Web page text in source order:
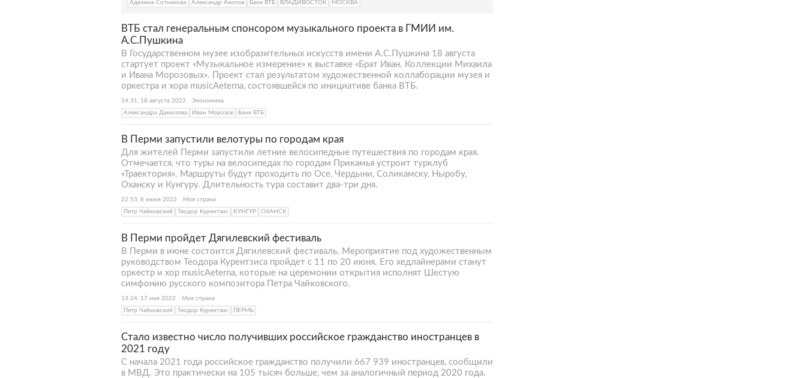
Аделина Сотникова
Александр Акопов Банк ВТБ ВЛАДИВОСТОК МОСКВА
ВТБ стал генеральным спонсором музыкального проекта в ГМИИ им.
А.С.Пушкина
В Государственном музее изобразительных искусств имени А.С.Пушкина 18 августа
стартует проект «Музыкальное измерение» к выставке «Брат Иван. Коллекции Михаила
и Ивана Морозовых». Проект стал результатом художественной коллаборации музея и
оркестра и хора musicAeterna, состоявшейся по инициативе банка ВТБ.
14:31, 18 августа 2022
Экономика
Александра Данилова
Иван Морозов Банк ВТБ
В Перми запустили велотуры по городам края
Для жителей Перми запустили летние велосипедные путешествия по городам края.
Отмечается, что туры на велосипедах по городам Прикамья устроит турклуб
«Траектория». Маршруты будут проходить по Осе, Чердыни, Соликамску, Ныробу,
Оханску и Кунгуру. Длительность тура составит два-три дня.
22:53, 8 июня 2022
Моя страна
Петр Чайковский
Теодор Курентзис КУНГУР ОХАНСК
В Перми пройдет Дягилевский фестиваль
В Перми в июне состоится Дягилевский фестиваль. Мероприятие под художественным
руководством Теодора Курентзиса пройдет с 11 по 20 июня. Его хедлайнерами станут
оркестр и хор musicAeterna, которые на церемонии открытия исполнят Шестую
симфонию русского композитора Петра Чайковского.
13:24, 17 мая 2022
Моя страна
Петр Чайковский
Теодор Курентзис ПЕРМЬ
Стало известно число получивших российское гражданство иностранцев в
2021 году
С начала 2021 года российское гражданство получили 667 939 иностранцев, сообщили
в МВД. Это практически на 105 тысяч больше, чем за аналогичный период 2020 года.